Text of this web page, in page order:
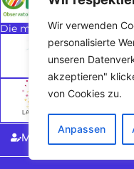
Wir verwenden
personalisierte
unseren
akzeptieren"
von Cookies zu.
Anpassen
Die methodischen
Meine Meinung sagen